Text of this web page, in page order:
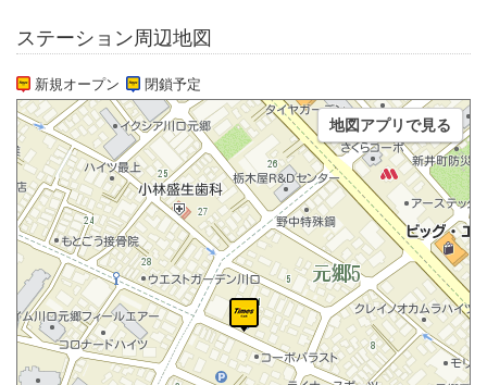
ステーション周辺地図
新規オープン 閉鎖予定
地図アプリで見る